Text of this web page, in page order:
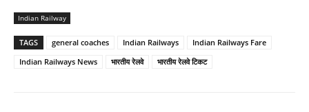
Indian Railway
TAGS general coaches Indian Railways
Indian Railways Fare
Indian Railways News
भारतीय रेलवे भारतीय रेलवे टिकट